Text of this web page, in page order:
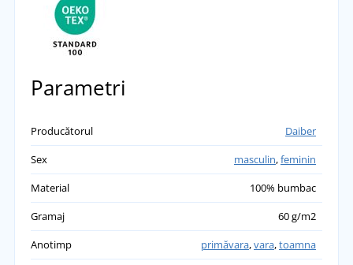
Parametri
Producătorul
Daiber
Sex
masculin,feminin
Material
100% bumbac
Gramaj
60 g/m2
Anotimp
primăvara,vara,toamna